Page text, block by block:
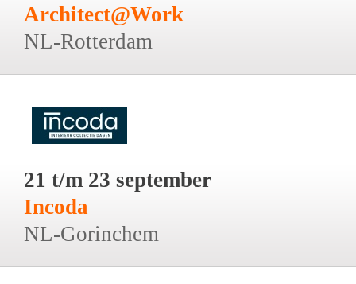
Architect@Work
NL-Rotterdam
21 t/m 23 september
Incoda
NL-Gorinchem